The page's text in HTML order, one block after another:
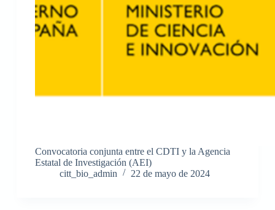
Convocatoria conjunta entre el CDTI y la Agencia
Estatal de Investigación (AEI)
citt_bio_admin
22 de mayo de 2024